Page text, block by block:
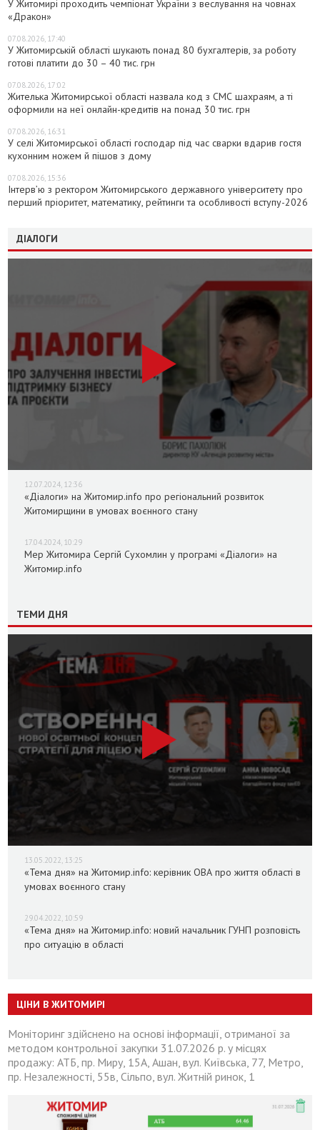
У Житомирі проходить чемпіонат України з веслування на човнах
«Дракон»
07.08.2026, 17:40
У Житомирській області шукають понад 80 бухгалтерів, за роботу
готові платити до 30 – 40 тис. грн
07.08.2026, 17:02
Жителька Житомирської області назвала код з СМС шахраям, а ті
оформили на неї онлайн-кредитів на понад 30 тис. грн
07.08.2026, 16:31
У селі Житомирської області господар під час сварки вдарив гостя
кухонним ножем й пішов з дому
07.08.2026, 15:36
Інтерв’ю з ректором Житомирського державного університету про
перший пріоритет, математику, рейтинги та особливості вступу-2026
ДІАЛОГИ
12.07.2024, 12:36
«Діалоги» на Житомир.info про регіональний розвиток
Житомирщини в умовах воєнного стану
17.04.2024, 10:29
Мер Житомира Сергій Сухомлин у програмі «Діалоги» на
Житомир.info
ТЕМИ ДНЯ
13.05.2022, 13:25
«Тема дня» на Житомир.info: керівник ОВА про життя області в
умовах воєнного стану
29.04.2022, 10:59
«Тема дня» на Житомир.info: новий начальник ГУНП розповість
про ситуацію в області
ЦІНИ В ЖИТОМИРІ
Моніторинг здійснено на основі інформації, отриманої за
методом контрольної закупки 31.07.2026 р. у місцях
продажу: АТБ, пр. Миру, 15А, Ашан, вул. Київська, 77, Метро,
пр. Незалежності, 55в, Сільпо, вул. Житній ринок, 1